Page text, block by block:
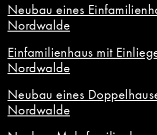
Neubau eines
Nordwalde
Einfamilienhaus mit
Nordwalde
Neubau eines
Nordwalde